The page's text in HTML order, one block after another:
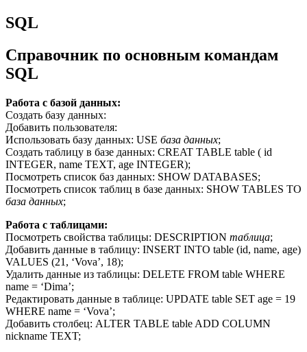
SQL
Справочник по основным командам
SQL
Работа с базой данных:
Создать базу данных:
Добавить пользователя:
Использовать базу данных: USE база данных;
Создать таблицу в базе данных: CREAT TABLE table ( id
INTEGER, name TEXT, age INTEGER);
Посмотреть список баз данных: SHOW DATABASES;
Посмотреть список таблиц в базе данных: SHOW TABLES TO
база данных;
Работа с таблицами:
Посмотреть свойства таблицы: DESCRIPTION таблица;
Добавить данные в таблицу: INSERT INTO table (id, name, age)
VALUES (21, ‘Vova’, 18);
Удалить данные из таблицы: DELETE FROM table WHERE
name = ‘Dima’;
Редактировать данные в таблице: UPDATE table SET age = 19
WHERE name = ‘Vova’;
Добавить столбец: ALTER TABLE table ADD COLUMN
nickname TEXT;